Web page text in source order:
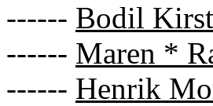
------ Bodil
------ Maren *
------ Henrik